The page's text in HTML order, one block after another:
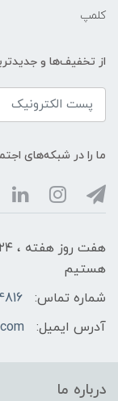
کلمپ
از تخفیف‌ها و
ما را در شبکه‌های
هستیم
شماره تماس:
آدرس ایمیل:
درباره ما